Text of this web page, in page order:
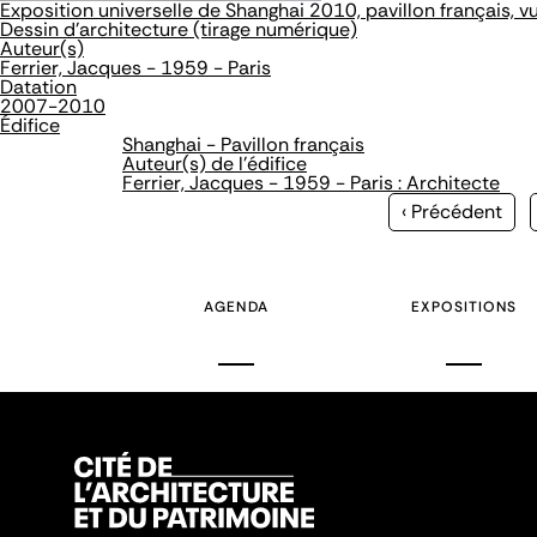
Exposition universelle de Shanghai 2010, pavillon français,
Dessin d'architecture (tirage numérique)
Auteur(s)
Ferrier, Jacques - 1959 - Paris
Datation
2007-2010
Édifice
Shanghai - Pavillon français
Auteur(s) de l'édifice
Ferrier, Jacques - 1959 - Paris : Architecte
Page
‹ Précédent
AGENDA EXPOSITIONS